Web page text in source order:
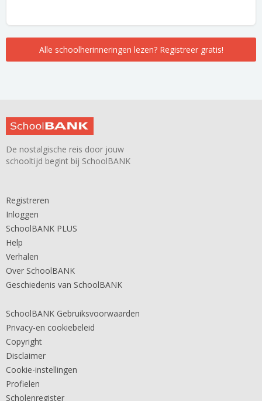
Alle schoolherinneringen lezen? Registreer gratis!
De nostalgische reis door jouw
schooltijd begint bij SchoolBANK
Registreren
Inloggen
SchoolBANK PLUS
Help
Verhalen
Over SchoolBANK
Geschiedenis van SchoolBANK
SchoolBANK Gebruiksvoorwaarden
Privacy-en cookiebeleid
Copyright
Disclaimer
Cookie-instellingen
Profielen
Scholenregister